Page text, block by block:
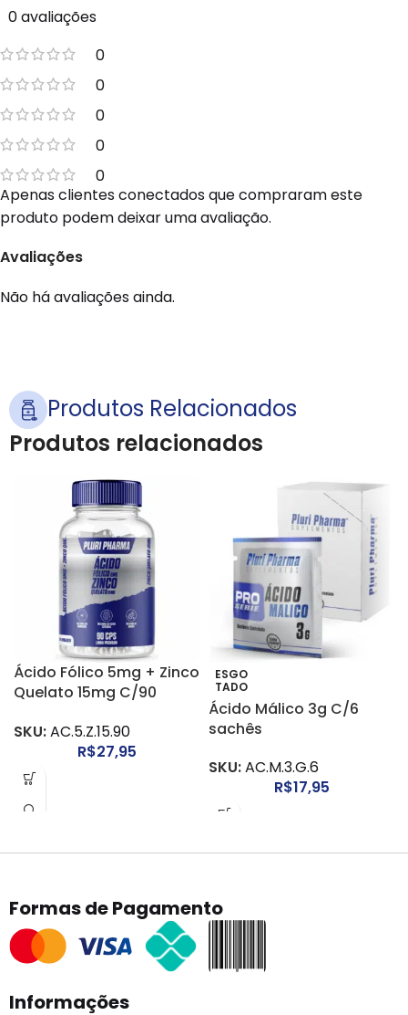
0 avaliações
0
0
0
0
0
Avaliações
Não há avaliações ainda.
Apenas clientes conectados que compraram este
produto podem deixar uma avaliação.
Produtos Relacionados
Produtos relacionados
Ácido Fólico 5mg + Zinco
Quelato 15mg C/90
SKU:AC.5.Z.15.90
R$27,95
ESGO
TADO
Ácido Málico 3g C/6
sachês
SKU:AC.M.3.G.6
R$17,95
Formas de Pagamento
Informações